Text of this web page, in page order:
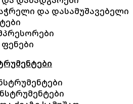
და დასამუშავებელი